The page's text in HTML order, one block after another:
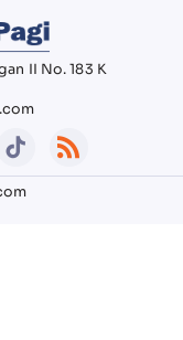
II No. 183 K